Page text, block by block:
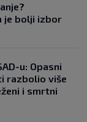
je bolji izbor
u: Opasni
razbolio više
i smrtni